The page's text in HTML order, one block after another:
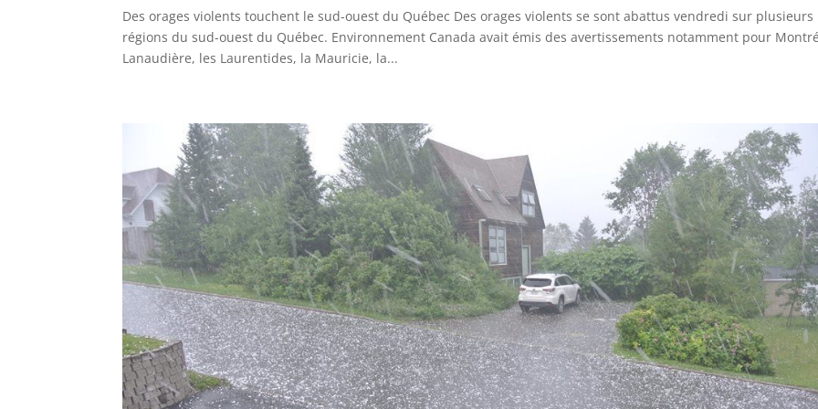
Des orages violents touchent le sud-ouest du Québec Des orages violents se sont abattus vendredi sur plusieurs
régions du sud-ouest du Québec. Environnement Canada avait émis des avertissements notamment pour
Lanaudière, les Laurentides, la Mauricie, la...